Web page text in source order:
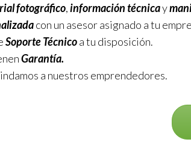
fotográfico,información técnicay
con un asesor asignado a tu
Soporte Técnicoa tu disposición.
Garantía.
a nuestros emprendedores.